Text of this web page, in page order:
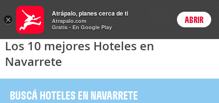
Hoteles Precios enPeso
ARSCambiar moneda
Login
Los 10 mejores Hoteles en
Navarrete
BUSCÁ HOTELES EN NAVARRETE
×
Atrápalo, planes cerca de ti
Atrapalo.com
Gratis - En Google Play
ABRIR